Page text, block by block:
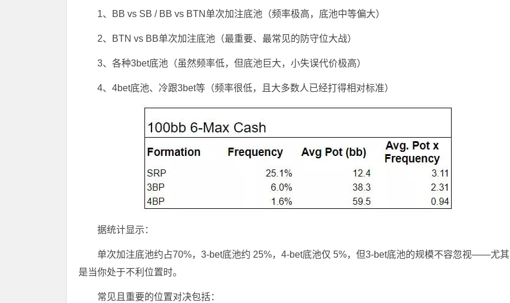
1、BB vs SB / BB vs BTN单次加注底池（频率极高，底池中等偏大）
2、BTN vs BB单次加注底池（最重要、最常见的防守位大战）
3、各种3bet底池（虽然频率低，但底池巨大，小失误代价极高）
4、4bet底池、冷跟3bet等（频率很低，且大多数人已经打得相对标准）
据统计显示：
单次加注底池约占70%，3-bet底池约 25%，4-bet底池仅 5%，但3-bet底池的规模不容忽视——尤其
是当你处于不利位置时。
常见且重要的位置对决包括：